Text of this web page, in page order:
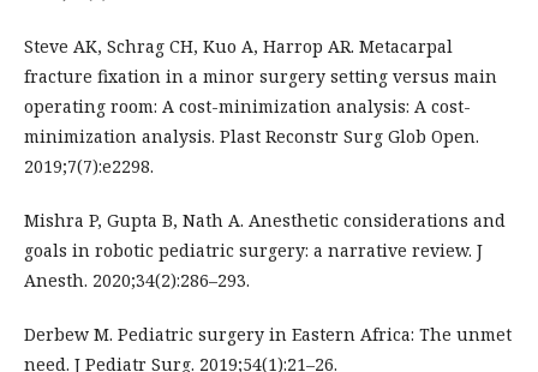
Steve AK, Schrag CH, Kuo A, Harrop AR. Metacarpal
fracture fixation in a minor surgery setting versus main
operating room: A cost-minimization analysis: A cost-
minimization analysis. Plast Reconstr Surg Glob Open.
2019;7(7):e2298.
Mishra P, Gupta B, Nath A. Anesthetic considerations and
goals in robotic pediatric surgery: a narrative review. J
Anesth. 2020;34(2):286–293.
Derbew M. Pediatric surgery in Eastern Africa: The unmet
need. J Pediatr Surg. 2019;54(1):21–26.